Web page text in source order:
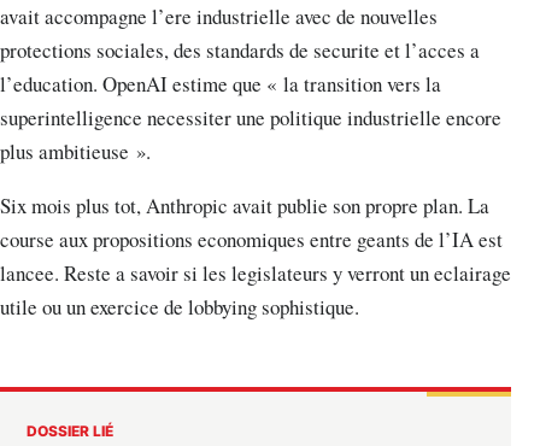
avait accompagne l’ere industrielle avec de nouvelles
protections sociales, des standards de securite et l’acces a
l’education. OpenAI estime que « la transition vers la
superintelligence necessiter une politique industrielle encore
plus ambitieuse ».
Six mois plus tot, Anthropic avait publie son propre plan. La
course aux propositions economiques entre geants de l’IA est
lancee. Reste a savoir si les legislateurs y verront un eclairage
utile ou un exercice de lobbying sophistique.
DOSSIER LIÉ